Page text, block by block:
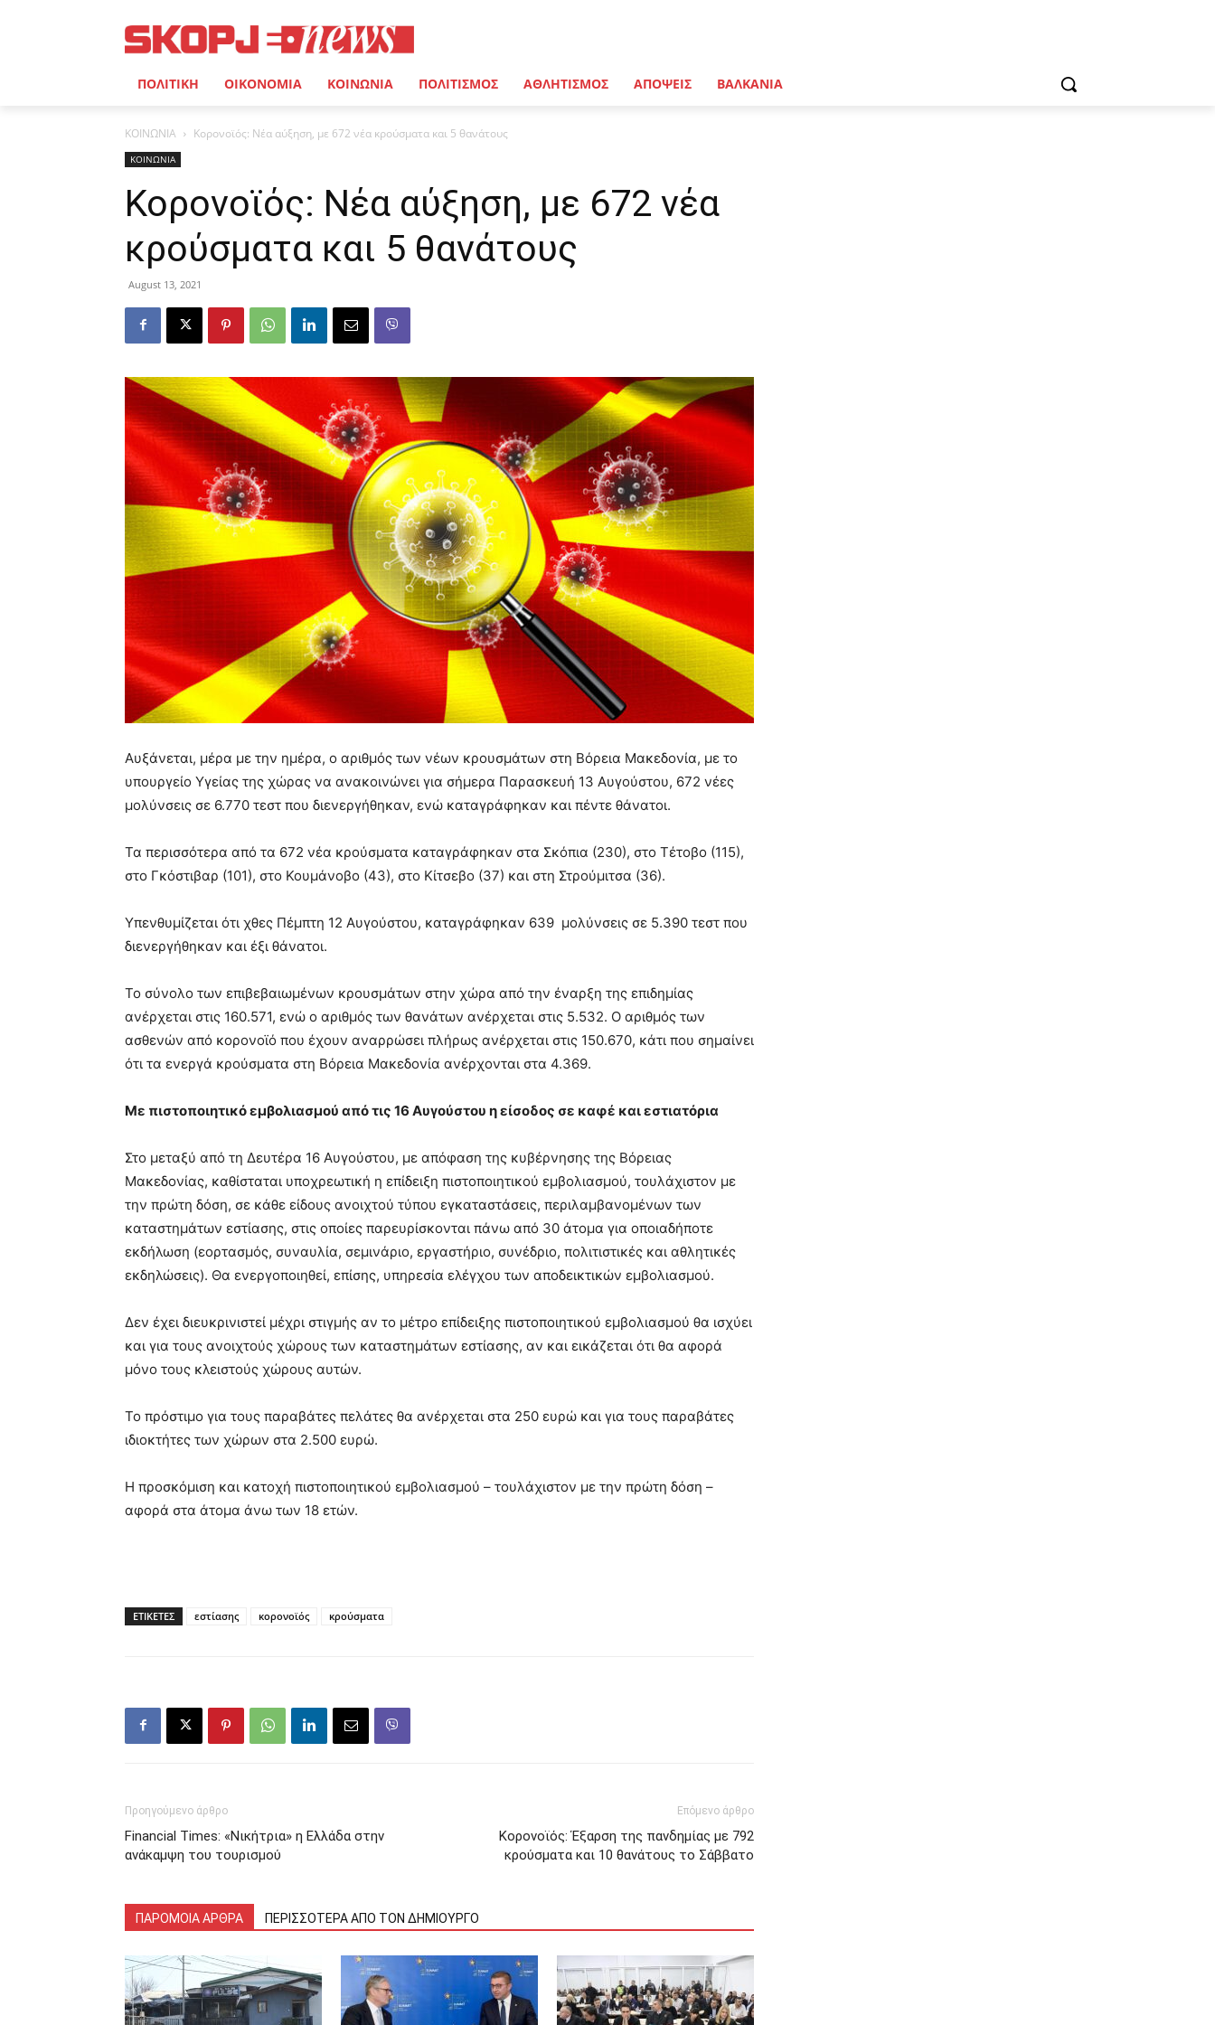
ΠΟΛΙΤΙΚΗ ΟΙΚΟΝΟΜΙΑ ΚΟΙΝΩΝΙΑ ΠΟΛΙΤΙΣΜΟΣ ΑΘΛΗΤΙΣΜΟΣ ΑΠΟΨΕΙΣ ΒΑΛΚΑΝΙΑ
ΚΟΙΝΩΝΙΑ Κορονοϊός: Νέα αύξηση, με 672 νέα κρούσματα και 5 θανάτους
ΚΟΙΝΩΝΙΑ
Κορονοϊός: Νέα αύξηση, με 672 νέα
κρούσματα και 5 θανάτους
August 13, 2021
Αυξάνεται, μέρα με την ημέρα, ο αριθμός των νέων κρουσμάτων στη Βόρεια Μακεδονία, με το
υπουργείο Υγείας της χώρας να ανακοινώνει για σήμερα Παρασκευή 13 Αυγούστου, 672 νέες
μολύνσεις σε 6.770 τεστ που διενεργήθηκαν, ενώ καταγράφηκαν και πέντε θάνατοι.
Τα περισσότερα από τα 672 νέα κρούσματα καταγράφηκαν στα Σκόπια (230), στο Τέτοβο (115),
στο Γκόστιβαρ (101), στο Κουμάνοβο (43), στο Κίτσεβο (37) και στη Στρούμιτσα (36).
Υπενθυμίζεται ότι χθες Πέμπτη 12 Αυγούστου, καταγράφηκαν 639 μολύνσεις σε 5.390 τεστ που
διενεργήθηκαν και έξι θάνατοι.
Το σύνολο των επιβεβαιωμένων κρουσμάτων στην χώρα από την έναρξη της επιδημίας
ανέρχεται στις 160.571, ενώ ο αριθμός των θανάτων ανέρχεται στις 5.532. Ο αριθμός των
ασθενών από κορονοϊό που έχουν αναρρώσει πλήρως ανέρχεται στις 150.670, κάτι που σημαίνει
ότι τα ενεργά κρούσματα στη Βόρεια Μακεδονία ανέρχονται στα 4.369.
Με πιστοποιητικό εμβολιασμού από τις 16 Αυγούστου η είσοδος σε καφέ και εστιατόρια
Στο μεταξύ από τη Δευτέρα 16 Αυγούστου, με απόφαση της κυβέρνησης της Βόρειας
Μακεδονίας, καθίσταται υποχρεωτική η επίδειξη πιστοποιητικού εμβολιασμού, τουλάχιστον με
την πρώτη δόση, σε κάθε είδους ανοιχτού τύπου εγκαταστάσεις, περιλαμβανομένων των
καταστημάτων εστίασης, στις οποίες παρευρίσκονται πάνω από 30 άτομα για οποιαδήποτε
εκδήλωση (εορτασμός, συναυλία, σεμινάριο, εργαστήριο, συνέδριο, πολιτιστικές και αθλητικές
εκδηλώσεις). Θα ενεργοποιηθεί, επίσης, υπηρεσία ελέγχου των αποδεικτικών εμβολιασμού.
Δεν έχει διευκρινιστεί μέχρι στιγμής αν το μέτρο επίδειξης πιστοποιητικού εμβολιασμού θα ισχύει
και για τους ανοιχτούς χώρους των καταστημάτων εστίασης, αν και εικάζεται ότι θα αφορά
μόνο τους κλειστούς χώρους αυτών.
Το πρόστιμο για τους παραβάτες πελάτες θα ανέρχεται στα 250 ευρώ και για τους παραβάτες
ιδιοκτήτες των χώρων στα 2.500 ευρώ.
Η προσκόμιση και κατοχή πιστοποιητικού εμβολιασμού – τουλάχιστον με την πρώτη δόση –
αφορά στα άτομα άνω των 18 ετών.
ΕΤΙΚΕΤΕΣ εστίασης κορονοϊός κρούσματα
Προηγούμενο άρθρο
Financial Times: «Νικήτρια» η Ελλάδα στην
ανάκαμψη του τουρισμού
Επόμενο άρθρο
Κορονοϊός: Έξαρση της πανδημίας με 792
κρούσματα και 10 θανάτους το Σάββατο
ΠΑΡΟΜΟΙΑ ΑΡΘΡΑ ΠΕΡΙΣΣΟΤΕΡΑ ΑΠΟ ΤΟΝ ΔΗΜΙΟΥΡΓΟ